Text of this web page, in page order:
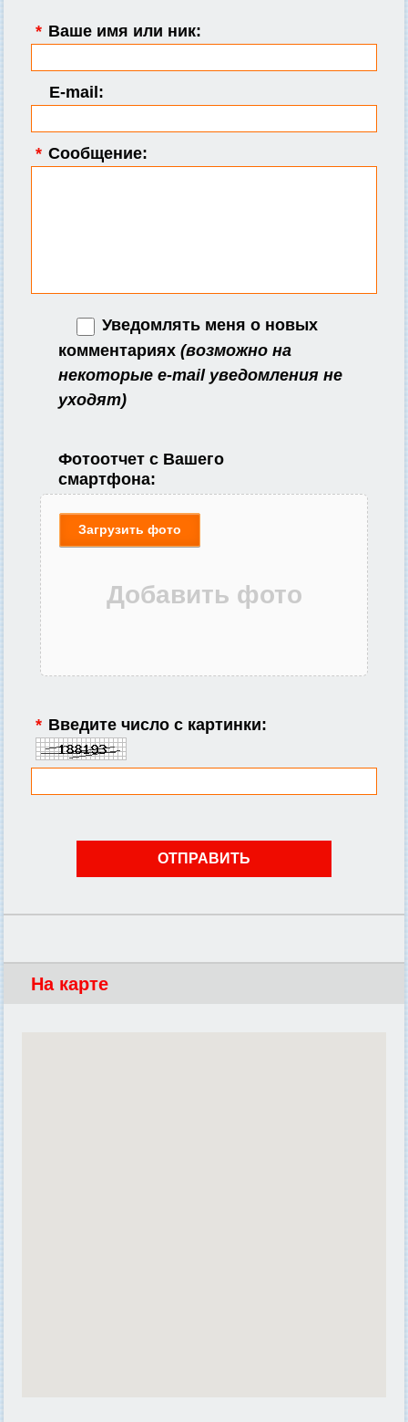
* Ваше имя или ник:
E-mail:
* Сообщение:
Уведомлять меня о новых
комментариях (возможно на
некоторые e-mail уведомления не
уходят)
Фотоотчет с Вашего
смартфона:
Загрузить фото
* Введите число с картинки:
На карте